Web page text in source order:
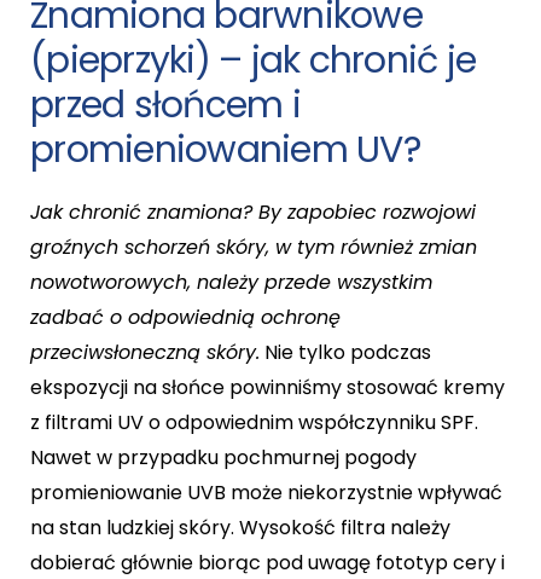
Znamiona barwnikowe
(pieprzyki) – jak chronić je
przed słońcem i
promieniowaniem UV?
Jak chronić znamiona? By zapobiec rozwojowi
groźnych schorzeń skóry, w tym również zmian
nowotworowych, należy przede wszystkim
zadbać o odpowiednią ochronę
przeciwsłoneczną skóry. Nie tylko podczas
ekspozycji na słońce powinniśmy stosować kremy
z filtrami UV o odpowiednim współczynniku SPF.
Nawet w przypadku pochmurnej pogody
promieniowanie UVB może niekorzystnie wpływać
na stan ludzkiej skóry. Wysokość filtra należy
dobierać głównie biorąc pod uwagę fototyp cery i